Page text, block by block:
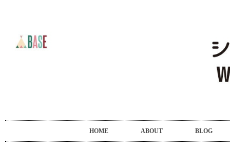
HOME ABOUT BLOG